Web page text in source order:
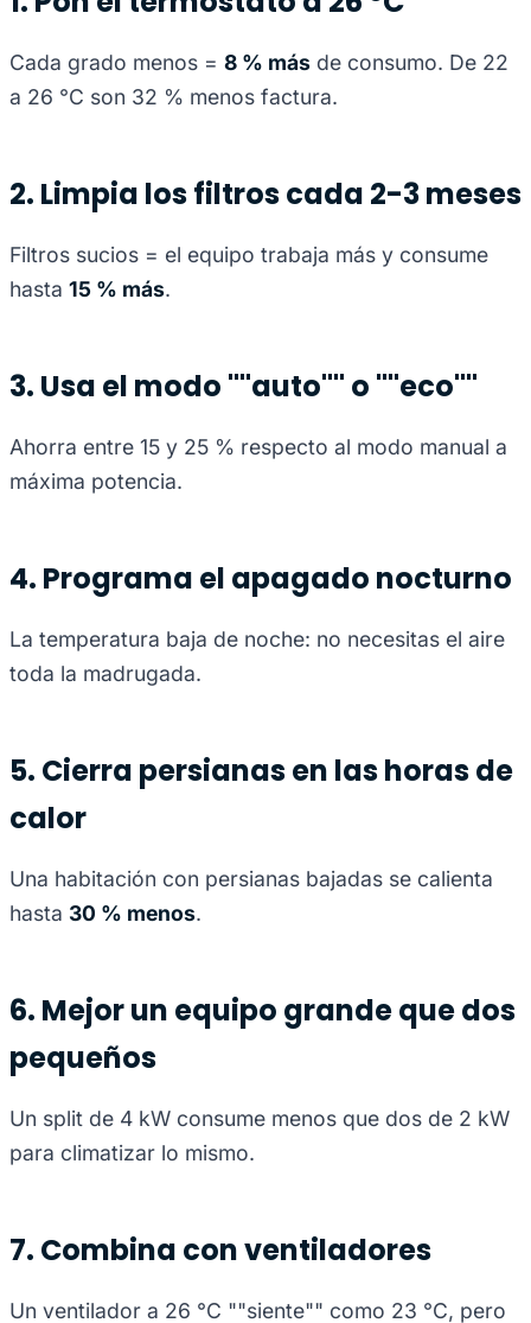
Cada grado menos = 8 % más de consumo. De 22
a 26 °C son 32 % menos factura.
2. Limpia los filtros cada 2-3 meses
Filtros sucios = el equipo trabaja más y consume
hasta 15 % más.
3. Usa el modo ""auto"" o ""eco""
Ahorra entre 15 y 25 % respecto al modo manual a
máxima potencia.
4. Programa el apagado nocturno
La temperatura baja de noche: no necesitas el aire
toda la madrugada.
5. Cierra persianas en las horas de
calor
Una habitación con persianas bajadas se calienta
hasta 30 % menos.
6. Mejor un equipo grande que dos
pequeños
Un split de 4 kW consume menos que dos de 2 kW
para climatizar lo mismo.
7. Combina con ventiladores
Un ventilador a 26 °C ""siente"" como 23 °C, pero